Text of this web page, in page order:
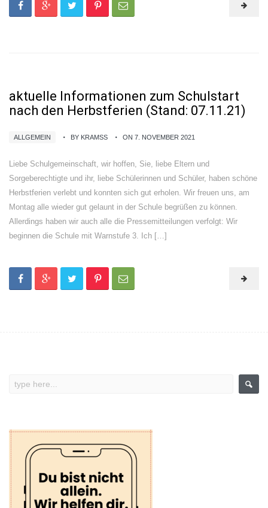
aktuelle Informationen zum Schulstart
nach den Herbstferien (Stand: 07.11.21)
ALLGEMEIN BY KRAMSS ON 7. NOVEMBER 2021
Liebe Schulgemeinschaft, wir hoffen, Sie, liebe Eltern und
Sorgeberechtigte und ihr, liebe Schülerinnen und Schüler, haben schöne
Herbstferien verlebt und konnten sich gut erholen. Wir freuen uns, am
Montag alle wieder gut gelaunt in der Schule begrüßen zu können.
Allerdings haben wir auch alle die Pressemitteilungen verfolgt: Wir
beginnen die Schule mit Warnstufe 3. Ich […]